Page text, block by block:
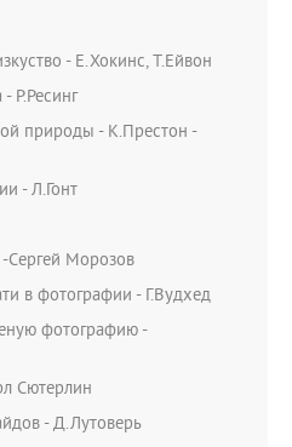
- Е.Хокинс, Т.Ейвон
Р.Ресинг
природы - К.Престон -
- Л.Гонт
-Сергей Морозов
в фотографии - Г.Вудхед
фотографию -
Сютерлин
- Д.Лутоверь